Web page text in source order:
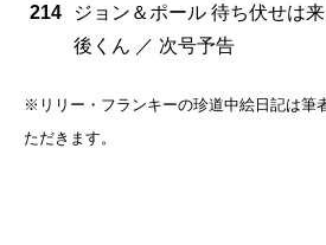
214
ジョン＆ポール 待ち伏せ
後くん ／ 次号予告
※リリー・フランキーの珍道中絵日記は筆
ただきます。